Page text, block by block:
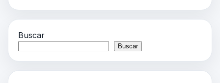
Buscar
Buscar